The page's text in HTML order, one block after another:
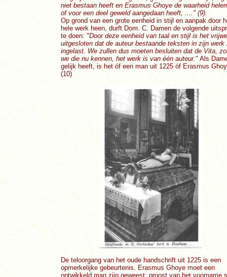
niet bestaan heeft en Erasmus Ghoye de waarheid
of voor een deel geweld aangedaan heeft, ...." (9).
Op grond van een grote eenheid in stijl en aanpak door
hele werk heen, durft Dom. C. Damen de volgende
te doen: "Door deze eenheid van taal en stijl is het
uitgesloten dat de auteur bestaande teksten in zijn werk
ingelast. We zullen dus moeten besluiten dat de Vita,
we die nu kennen, het werk is van één auteur." Als
gelijk heeft, is het óf een man uit 1225 óf Erasmus
(10)
De teloorgang van het oude handschrift uit 1225 is een
opmerkelijke gebeurtenis. Erasmus Ghoye moet een
ontwikkeld man zijn geweest: proost van het voorname